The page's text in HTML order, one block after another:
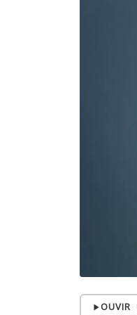
OUVIR